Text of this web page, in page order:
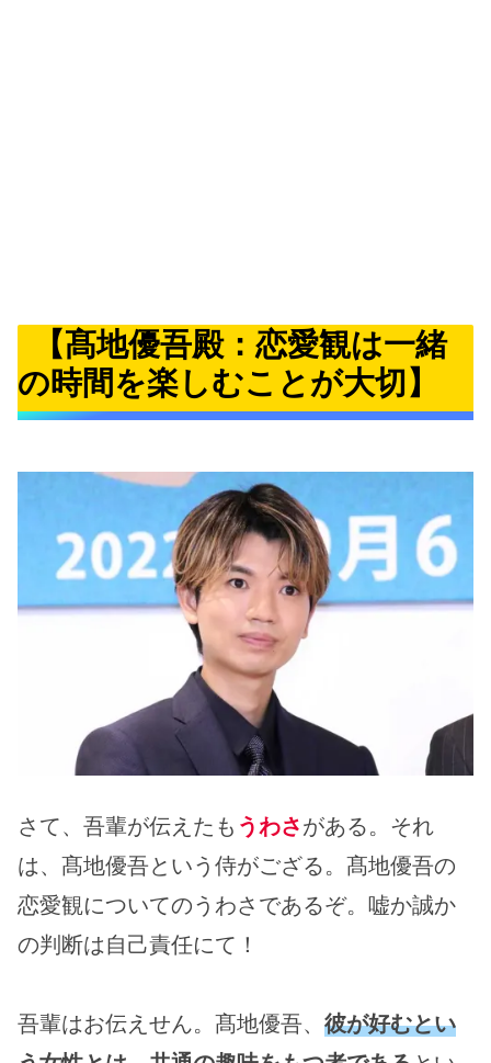
【髙地優吾殿：恋愛観は一緒
の時間を楽しむことが大切】
さて、吾輩が伝えたも うわさがある。それ
は、髙地優吾という侍がござる。髙地優吾の
恋愛観についてのうわさであるぞ。嘘か誠か
の判断は自己責任にて！
吾輩はお伝えせん。髙地優吾、 彼が好むとい